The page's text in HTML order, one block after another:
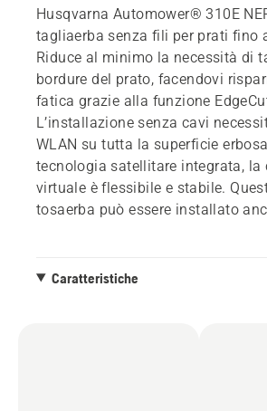
Husqvarna Automower® 310E
tagliaerba senza fili per prati fino
Riduce al minimo la necessità di
bordure del prato, facendovi
fatica grazie alla funzione
L’installazione senza cavi
WLAN su tutta la superficie
tecnologia satellitare integrata, la
virtuale è flessibile e stabile.
tosaerba può essere installato
Requisiti:
Caratteristiche